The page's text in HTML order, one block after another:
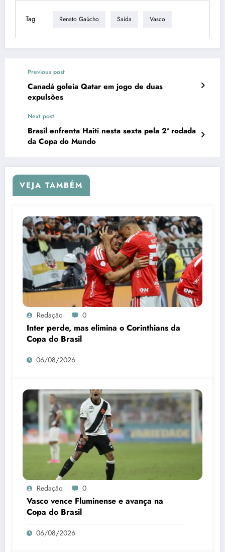
Tag Renato Gaúcho Saída Vasco
Previous post
Canadá goleia Qatar em jogo de duas
expulsões
Next post
Brasil enfrenta Haiti nesta sexta pela 2ª rodada
da Copa do Mundo
VEJA TAMBÉM
Redação 0
Inter perde, mas elimina o Corinthians da
Copa do Brasil
06/08/2026
Redação 0
Vasco vence Fluminense e avança na
Copa do Brasil
06/08/2026